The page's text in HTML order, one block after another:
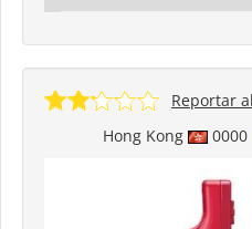
Hong Kong 0000
Reportar